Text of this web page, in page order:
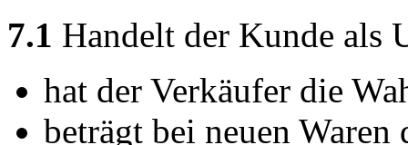
7.1 Handelt der Kunde als
hat der Verkäufer die
beträgt bei neuen